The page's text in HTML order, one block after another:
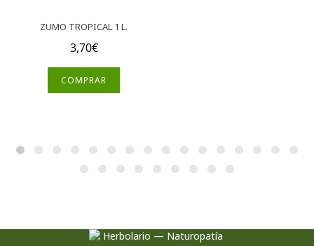
ZUMO TROPICAL 1 L.
3,70€
COMPRAR